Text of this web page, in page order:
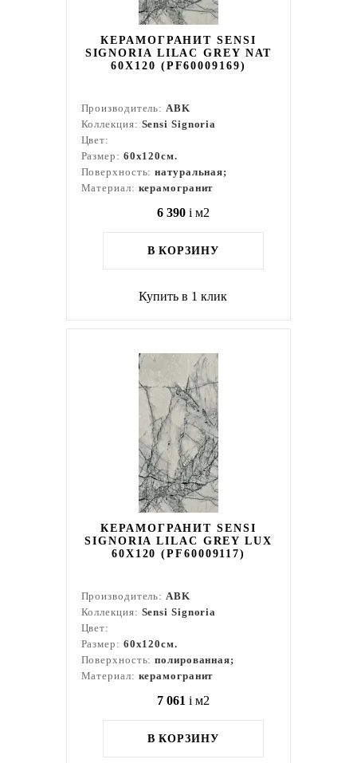
КЕРАМОГРАНИТ SENSI
SIGNORIA LILAC GREY NAT
60X120 (PF60009169)
Производитель:ABK
Коллекция: Sensi Signoria
Цвет:
Размер: 60x120см.
Поверхность:натуральная;
Материал: керамогранит
6 390 i м2
В КОРЗИНУ
Купить в 1 клик
КЕРАМОГРАНИТ SENSI
SIGNORIA LILAC GREY LUX
60X120 (PF60009117)
Производитель:ABK
Коллекция: Sensi Signoria
Цвет:
Размер: 60x120см.
Поверхность:полированная;
Материал: керамогранит
7 061 i м2
В КОРЗИНУ